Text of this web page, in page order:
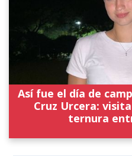
Así fue el día de
Cruz Urcera:
ternura